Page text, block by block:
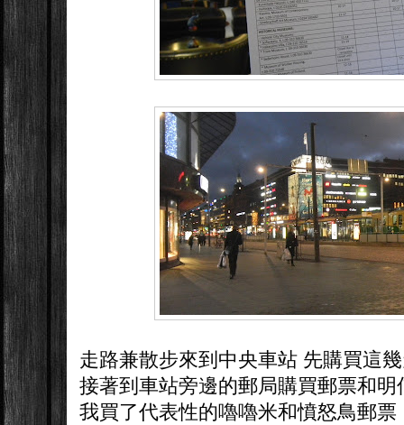
走路兼散步來到中央車站 先購買這
接著到車站旁邊的郵局購買郵票和明
我買了代表性的嚕嚕米和憤怒鳥郵票